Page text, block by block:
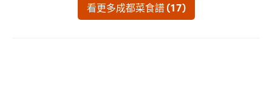
看更多成都菜食譜 (17)